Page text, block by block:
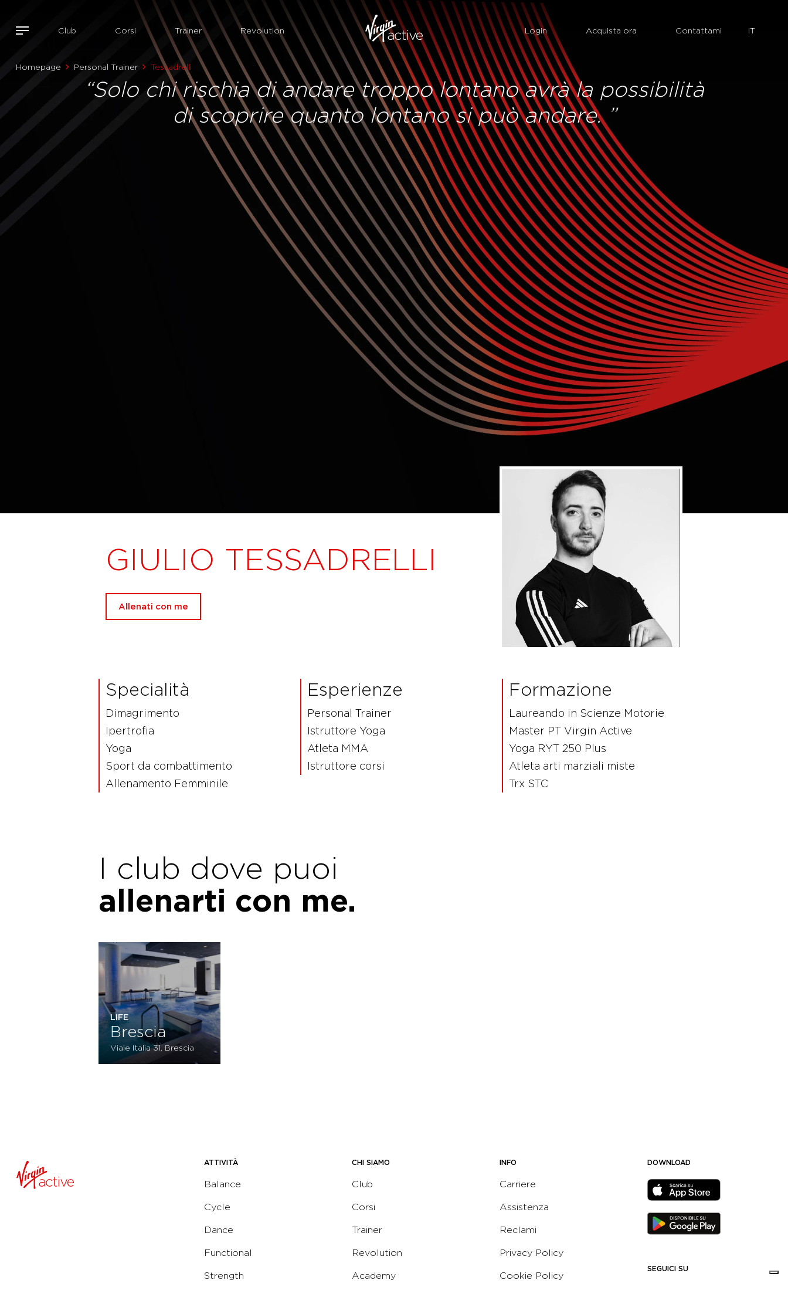
Club Corsi Trainer Revolution Login Acquista ora Contattami
Homepage Personal Trainer Tessadrelli
“Solo chi rischia di andare troppo lontano avrà la possibilità
di scoprire quanto lontano si può andare. ”
GIULIO TESSADRELLI
Allenati con me
Specialità
Dimagrimento
Ipertrofia
Yoga
Sport da combattimento
Allenamento Femminile
Esperienze
Personal Trainer
Istruttore Yoga
Atleta MMA
Istruttore corsi
Formazione
Laureando in Scienze Motorie
Master PT Virgin Active
Yoga RYT 250 Plus
Atleta arti marziali miste
Trx STC
I club dove puoi
allenarti con me.
LIFE
Brescia
Viale Italia 31, Brescia
ATTIVITÀ
Balance
Cycle
Dance
Functional
Strength
CHI SIAMO
Club
Corsi
Trainer
Revolution
Academy
INFO
Carriere
Assistenza
Reclami
Privacy Policy
Cookie Policy
DOWNLOAD
SEGUICI SU